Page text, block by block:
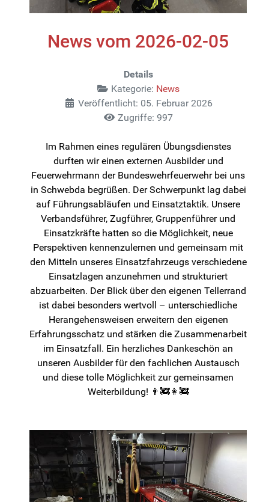
News vom 2026-02-05
Details
Kategorie: News
Veröffentlicht: 05. Februar 2026
Zugriffe: 997
Im Rahmen eines regulären Übungsdienstes
durften wir einen externen Ausbilder und
Feuerwehrmann der Bundeswehrfeuerwehr bei uns
in Schwebda begrüßen. Der Schwerpunkt lag dabei
auf Führungsabläufen und Einsatztaktik. Unsere
Verbandsführer, Zugführer, Gruppenführer und
Einsatzkräfte hatten so die Möglichkeit, neue
Perspektiven kennenzulernen und gemeinsam mit
den Mitteln unseres Einsatzfahrzeugs verschiedene
Einsatzlagen anzunehmen und strukturiert
abzuarbeiten. Der Blick über den eigenen Tellerrand
ist dabei besonders wertvoll – unterschiedliche
Herangehensweisen erweitern den eigenen
Erfahrungsschatz und stärken die Zusammenarbeit
im Einsatzfall. Ein herzliches Dankeschön an
unseren Ausbilder für den fachlichen Austausch
und diese tolle Möglichkeit zur gemeinsamen
Weiterbildung! 👨‍🚒👩‍🚒